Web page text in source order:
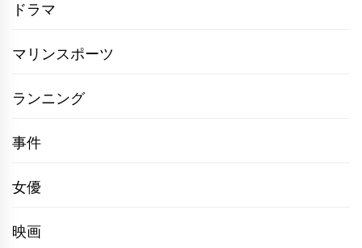
ドラマ
マリンスポーツ
ランニング
事件
女優
映画